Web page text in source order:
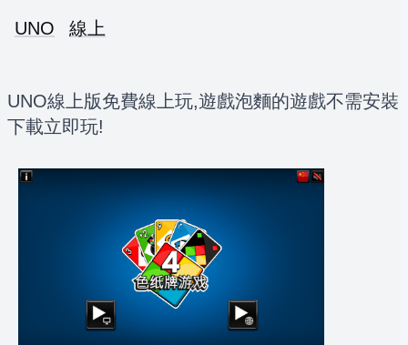
UNO 線上
UNO線上版免費線上玩,遊戲泡麵的遊戲不需安裝
下載立即玩!